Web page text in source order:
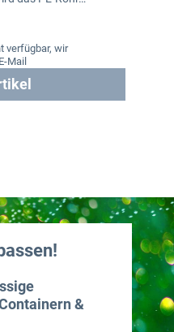
verfügbar, wir
Mail
&